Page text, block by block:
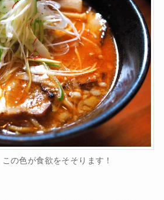
の色が食欲をそそります！